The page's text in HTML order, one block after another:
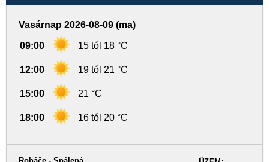
Vasárnap 2026-08-09 (ma)
09:00 15 tól 18 °C
12:00 19 tól 21 °C
15:00 21 °C
18:00 16 tól 20 °C